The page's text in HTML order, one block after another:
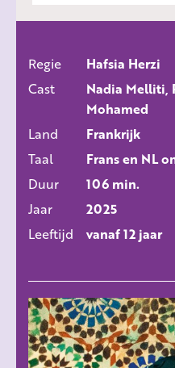
10 aug 2026
11 aug 2026
12 aug 2026
Regie
Hafsia Herzi
Cast
Nadia Melliti,
Mohamed
Land
Frankrijk
Taal
Frans en NL
Duur
106 min.
Jaar
2025
Leeftijd
vanaf 12 jaar